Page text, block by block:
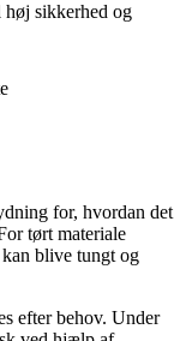
sikkerhed og
for, hvordan det
tørt materiale
blive tungt og
efter behov. Under